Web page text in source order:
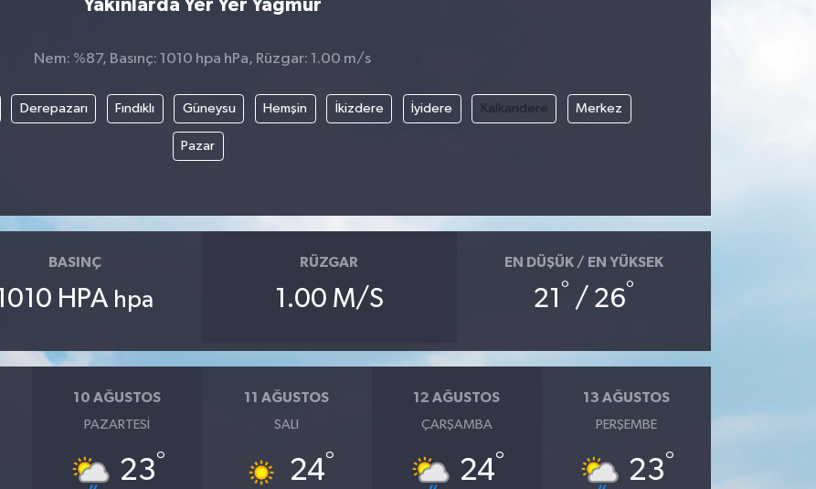
Yakınlarda Yer Yer Yağmur
Nem: %87, Basınç: 1010 hpa hPa, Rüzgar: 1.00 m/s
Derepazarı Fındıklı Güneysu Hemşin İkizdere İyidere Kalkandere Merkez
Pazar
BASINÇ
HPA hpa
RÜZGAR
1.00 M/S
EN DÜŞÜK / EN YÜKSEK
21 ° / 26°
10 AĞUSTOS
PAZARTESI
23°
11 AĞUSTOS
SALI
24°
12 AĞUSTOS
ÇARŞAMBA
24°
13 AĞUSTOS
PERŞEMBE
23°